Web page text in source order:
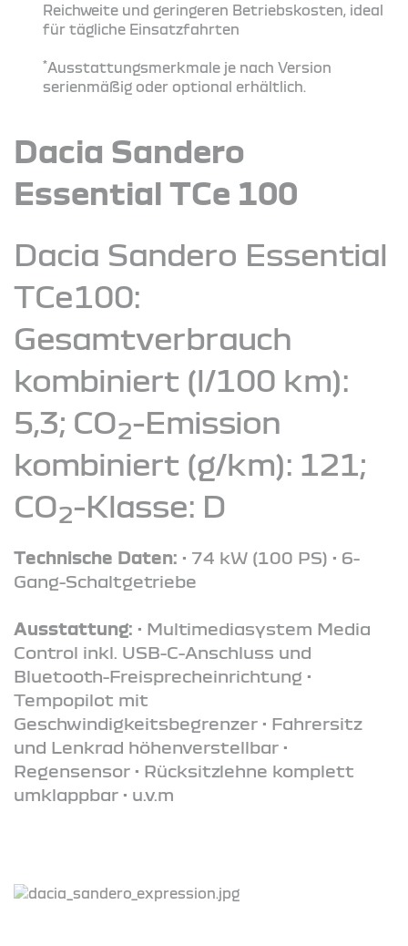
Reichweite und geringeren Betriebskosten, ideal
für tägliche Einsatzfahrten
*Ausstattungsmerkmale je nach Version
serienmäßig oder optional erhältlich.
Dacia Sandero
Essential TCe 100
Dacia Sandero Essential
TCe100:
Gesamtverbrauch
kombiniert (l/100 km):
5,3; CO2-Emission
kombiniert (g/km): 121;
CO2-Klasse: D
Technische Daten: • 74 kW (100 PS) • 6-
Gang-Schaltgetriebe
Ausstattung: • Multimediasystem Media
Control inkl. USB-C-Anschluss und
Bluetooth-Freisprecheinrichtung •
Tempopilot mit
Geschwindigkeitsbegrenzer • Fahrersitz
und Lenkrad höhenverstellbar •
Regensensor • Rücksitzlehne komplett
umklappbar • u.v.m